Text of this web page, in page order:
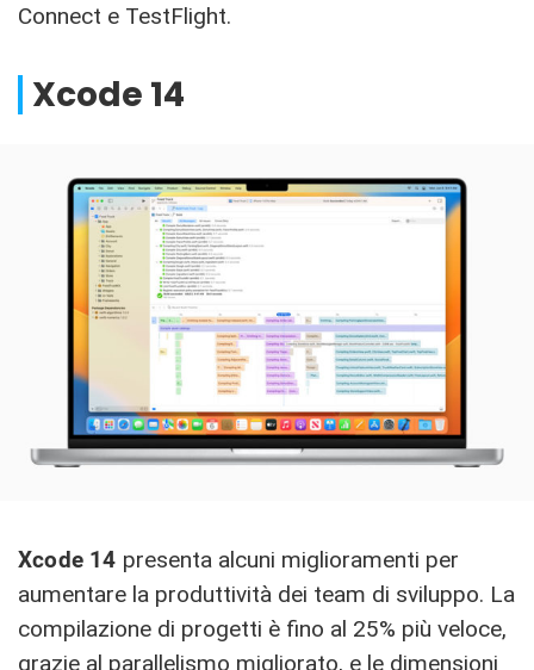
Connect e TestFlight.
Xcode 14
Xcode 14 presenta alcuni miglioramenti per
aumentare la produttività dei team di sviluppo. La
compilazione di progetti è fino al 25% più veloce,
grazie al parallelismo migliorato, e le dimensioni